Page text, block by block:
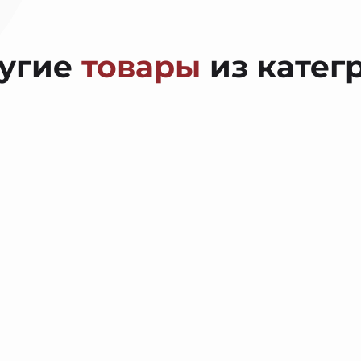
товары из